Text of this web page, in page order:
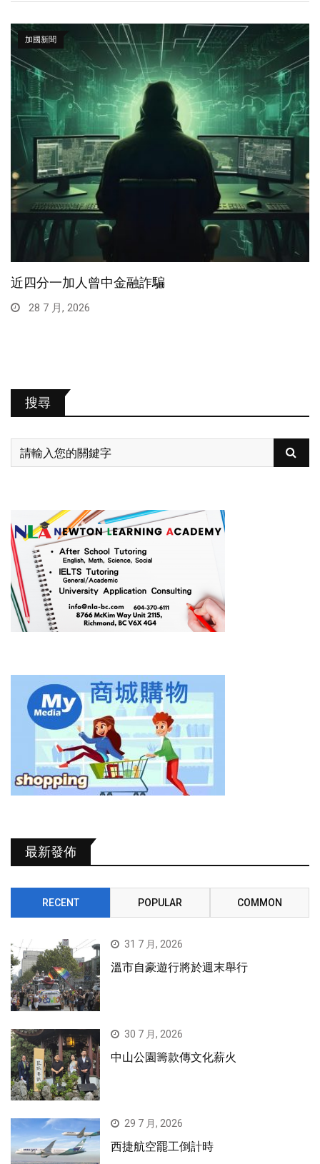
加國新聞
近四分一加人曾中金融詐騙
28 7 月, 2026
搜尋
最新發佈
RECENT POPULAR COMMON
31 7 月, 2026
溫市自豪遊行將於週末舉行
30 7 月, 2026
中山公園籌款傳文化薪火
29 7 月, 2026
西捷航空罷工倒計時